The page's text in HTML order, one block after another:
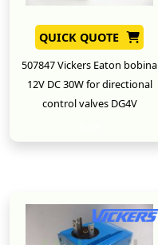
QUICK QUOTE
507847 Vickers Eaton bobina
12V DC 30W for directional
control valves DG4V